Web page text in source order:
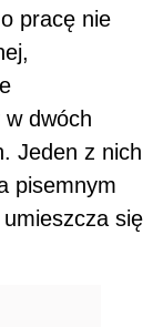
pracę nie
dwóch
Jeden z nich
pisemnym
się